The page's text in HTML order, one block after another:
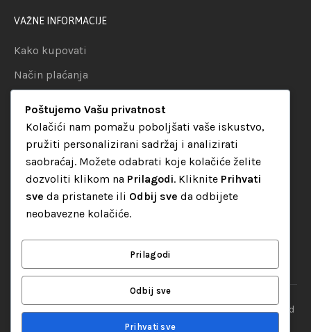
VAŽNE INFORMACIJE
Kako kupovati
Način plaćanja
Politika privatnosti
KATEGORIJE
Audio oprema
LED dekorativna rasvjeta
“Set Up S” d.o.o. Tuzla, sva prava pridržana© 2026 || Designed
Poštujemo Vašu privatnost
Kolačići nam pomažu poboljšati vaše iskustvo,
pružiti personalizirani sadržaj i analizirati
saobraćaj. Možete odabrati koje kolačiće želite
dozvoliti klikom na Prilagodi. Kliknite Prihvati
sve da pristanete ili Odbij sve da odbijete
neobavezne kolačiće.
Prilagodi
Odbij sve
Prihvati sve